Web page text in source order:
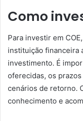
Como
Para investir em
instituição financeira
investimento. É
oferecidas, os
cenários de retorno.
conhecimento e